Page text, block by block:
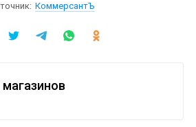
КоммерсантЪ